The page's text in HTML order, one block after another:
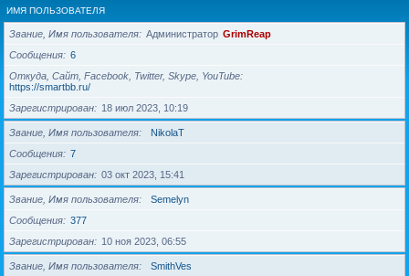
ИМЯ ПОЛЬЗОВАТЕЛЯ
Звание, Имя пользователя Администратор GrimReap
Сообщения
6
Откуда, Сайт, Facebook, Twitter, Skype, YouTube
https://smartbb.ru/
Зарегистрирован
18 июл 2023, 10:19
Звание, Имя пользователя
NikolaT
Сообщения
7
Зарегистрирован
03 окт 2023, 15:41
Звание, Имя пользователя
Semelyn
Сообщения
377
Зарегистрирован
10 ноя 2023, 06:55
Звание, Имя пользователя
SmithVes